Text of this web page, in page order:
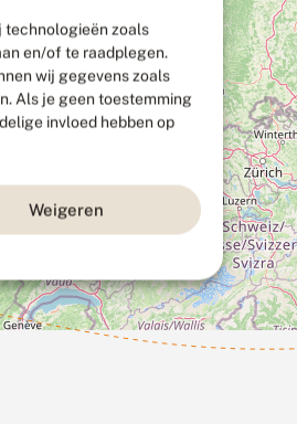
technologieën zoals
en/of te raadplegen.
wij gegevens zoals
Als je geen toestemming
invloed hebben op
Weigeren